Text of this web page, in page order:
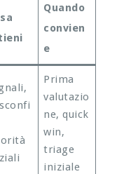
Quando
convien
e
Prima
valutazio
ne, quick
win,
triage
iniziale